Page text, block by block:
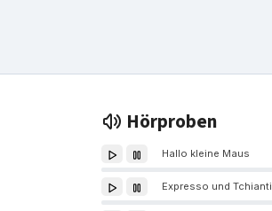
Hörproben
Hallo kleine Maus
Expresso und Tchianti